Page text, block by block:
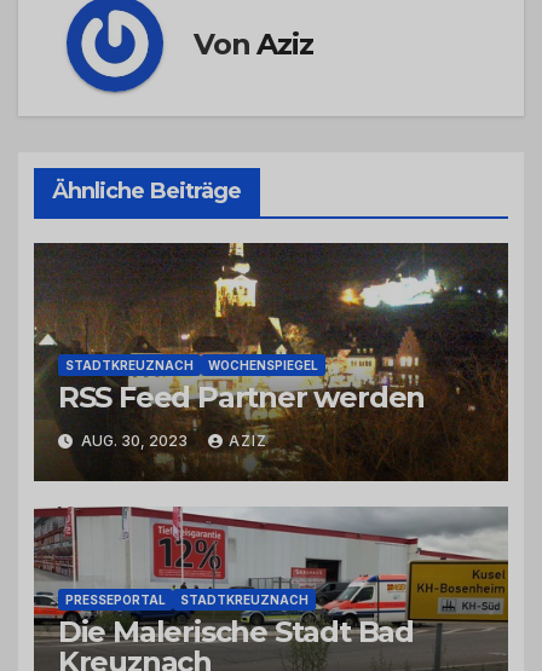
VonAziz
Ähnliche Beiträge
STADTKREUZNACH WOCHENSPIEGEL
RSS Feed Partner werden
AUG. 30, 2023 AZIZ
PRESSEPORTAL STADTKREUZNACH
Die Malerische Stadt Bad
Kreuznach